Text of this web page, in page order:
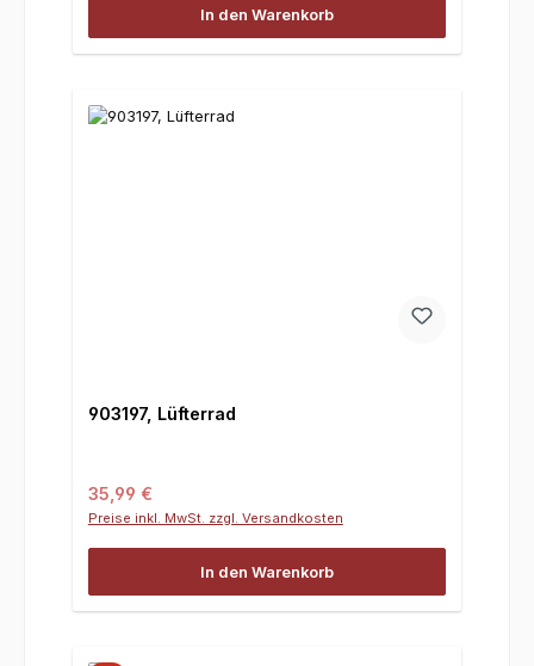
In den Warenkorb
903197, Lüfterrad
Regulärer Preis:
35,99 €
Preise inkl. MwSt. zzgl. Versandkosten
In den Warenkorb